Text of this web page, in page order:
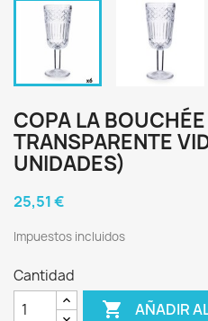
COPA LA
TRANSPARENTE
UNIDADES)
25,51 €
Impuestos incluidos
Cantidad
 AÑADIR